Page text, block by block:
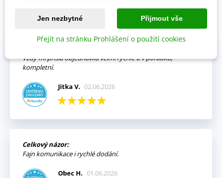
Prohlédněte si vybraná hodnocení našich zákazníků.
Vždy mi přišla objednávka velmi rychle a v pořádku,
kompletní.
Jitka V. 02.06.2026
Celkový názor:
Fajn komunikace i rychlé dodání.
Obec H. 01.06.2026
Jen nezbytné Přijmout vše
Přejít na stránku Prohlášení o použití cookies